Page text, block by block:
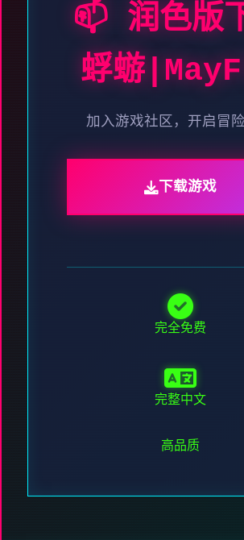
📫 润色版
蜉蝣
加入游戏社区，开启冒
下载游戏
完全免费
完整中文
高品质